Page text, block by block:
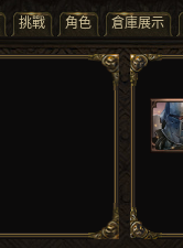
挑戰 角色 倉庫展示